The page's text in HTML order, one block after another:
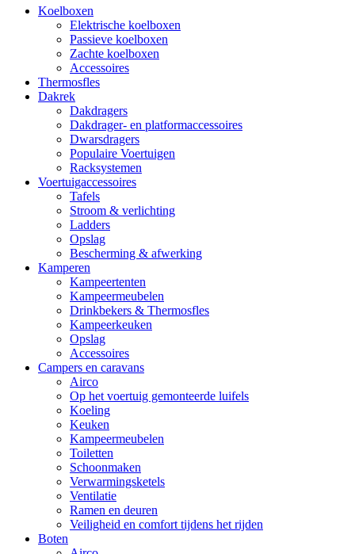
Koelboxen
Elektrische koelboxen
Passieve koelboxen
Zachte koelboxen
Accessoires
Thermosfles
Dakrek
Dakdragers
Dakdrager- en platformaccessoires
Dwarsdragers
Populaire Voertuigen
Racksystemen
Voertuigaccessoires
Tafels
Stroom & verlichting
Ladders
Opslag
Bescherming & afwerking
Kamperen
Kampeertenten
Kampeermeubelen
Drinkbekers & Thermosfles
Kampeerkeuken
Opslag
Accessoires
Campers en caravans
Airco
Op het voertuig gemonteerde luifels
Koeling
Keuken
Kampeermeubelen
Toiletten
Schoonmaken
Verwarmingsketels
Ventilatie
Ramen en deuren
Veiligheid en comfort tijdens het rijden
Boten